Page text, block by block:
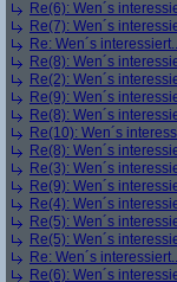
Re(6): Wen´s
Re(7): Wen´s
Re: Wen´s
Re(8): Wen´s
Re(2): Wen´s
Re(9): Wen´s
Re(8): Wen´s
Re(10): Wen´s
Re(8): Wen´s
Re(3): Wen´s
Re(9): Wen´s
Re(4): Wen´s
Re(5): Wen´s
Re(5): Wen´s
Re: Wen´s
Re(6): Wen´s